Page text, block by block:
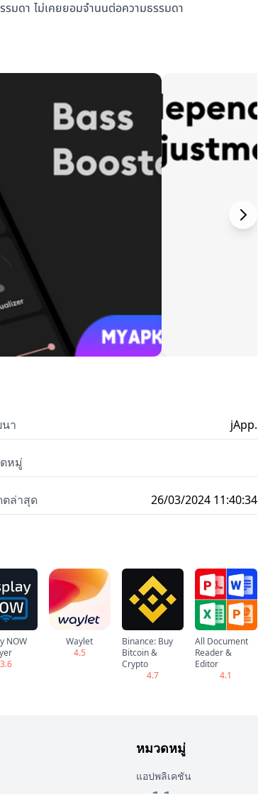
รมดา ไม่เคยยอมจำนนต่อความธรรมดา
า jApp.
หมู่
ตล่าสุด 26/03/2024 11:40:34
NOW
3.6
Waylet
4.5
Binance: Buy
Bitcoin &
Crypto
4.7
All Document
Reader &
Editor
4.1
หมวดหมู่
แอปพลิเคชัน